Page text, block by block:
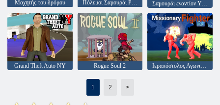
Μαχητής του δρόμου Πόλεμοι Σαμουράι Ρουρούνι Σαμουράι εναντίον Yakuza
Grand Theft Auto NY Rogue Soul 2 Ιεραπόστολος Αγωνιστής
1 2 >